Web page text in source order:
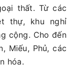
thất. Từ các
thự, khu nghỉ
cộng. Cho đến
Miếu, Phủ, các
hóa.